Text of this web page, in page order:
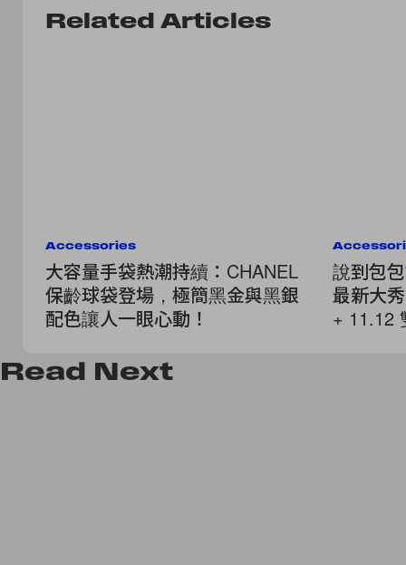
Related Articles
Accessories
大容量手袋熱潮持續：CHANEL
保齡球袋登場，極簡黑金與黑銀
配色讓人一眼心動！
說到包
最新大
+ 11.12
Read Next